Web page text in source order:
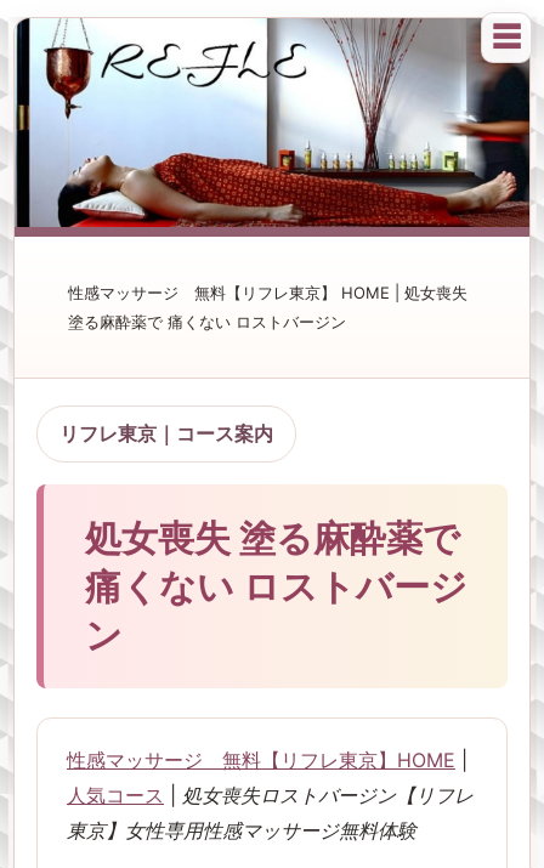
☰
性感マッサージ 無料【リフレ東京】 HOME | 処女喪失
塗る麻酔薬で 痛くない ロストバージン
リフレ東京｜コース案内
処女喪失 塗る麻酔薬で
痛くない ロストバージ
ン
性感マッサージ 無料【リフレ東京】HOME
人気コース
処女喪失ロストバージン【リフレ
東京】女性専用性感マッサージ無料体験